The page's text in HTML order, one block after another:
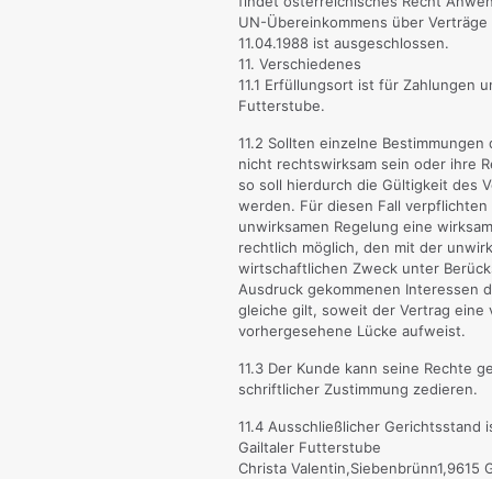
UN-Übereinkommens über
11.04.1988 ist ausgeschlossen.
11. Verschiedenes
11.1 Erfüllungsort ist für Zahlungen
Futterstube.
11.2 Sollten einzelne
nicht rechtswirksam sein oder ihre
so soll hierdurch die Gültigkeit des
werden. Für diesen Fall
unwirksamen Regelung eine
rechtlich möglich, den mit der
wirtschaftlichen Zweck unter
Ausdruck gekommenen Interessen
gleiche gilt, soweit der Vertrag eine
vorhergesehene Lücke aufweist.
11.3 Der Kunde kann seine Rechte
schriftlicher Zustimmung zedieren.
11.4 Ausschließlicher Gerichtsstand
Gailtaler Futterstube
Christa Valentin,Siebenbrünn1,9615